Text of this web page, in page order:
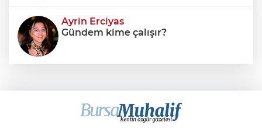
Ayrin Erciyas
Gündem kime çalışır?
Savaşların gölgesinde engellilik,
doğa ve kaybedilen gelecek